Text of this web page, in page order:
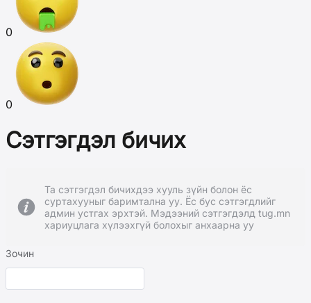
0
0
Сэтгэгдэл бичих
Та сэтгэгдэл бичихдээ хууль зүйн болон ёс
суртахууныг баримтална уу. Ёс бус сэтгэгдлийг
админ устгах эрхтэй. Мэдээний сэтгэгдэлд tug.mn
хариуцлага хүлээхгүй болохыг анхаарна уу
Зочин